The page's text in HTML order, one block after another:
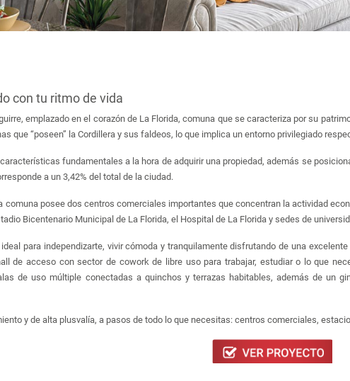
con tu ritmo de vida
emplazado en el corazón de La Florida, comuna que se caracteriza por su
que “poseen” la Cordillera y sus faldeos, lo que implica un entorno privilegiado
fundamentales a la hora de adquirir una propiedad, además se
a un 3,42% del total de la ciudad.
comuna posee dos centros comerciales importantes que concentran la actividad
Bicentenario Municipal de La Florida, el Hospital de La Florida y sedes de
para independizarte, vivir cómoda y tranquilamente disfrutando de una
de acceso con sector de cowork de libre uso para trabajar, estudiar o lo que
de uso múltiple conectadas a quinchos y terrazas habitables, además de un
y de alta plusvalía, a pasos de todo lo que necesitas: centros comerciales,